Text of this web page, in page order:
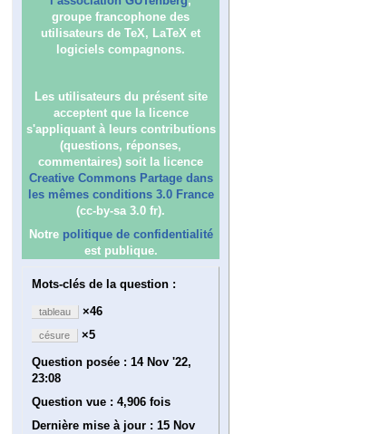
groupe francophone des
utilisateurs de TeX, LaTeX et
logiciels compagnons.
Les utilisateurs du présent site
acceptent que la licence
s'appliquant à leurs contributions
(questions, réponses,
commentaires) soit la licence
Creative Commons Partage dans
les mêmes conditions 3.0 France
(cc-by-sa 3.0 fr).
Notre politique de confidentialité
est publique.
Mots-clés de la question :
tableau ×46
césure
×5
Question posée : 14 Nov '22,
23:08
Question vue : 4,906 fois
Dernière mise à jour : 15 Nov